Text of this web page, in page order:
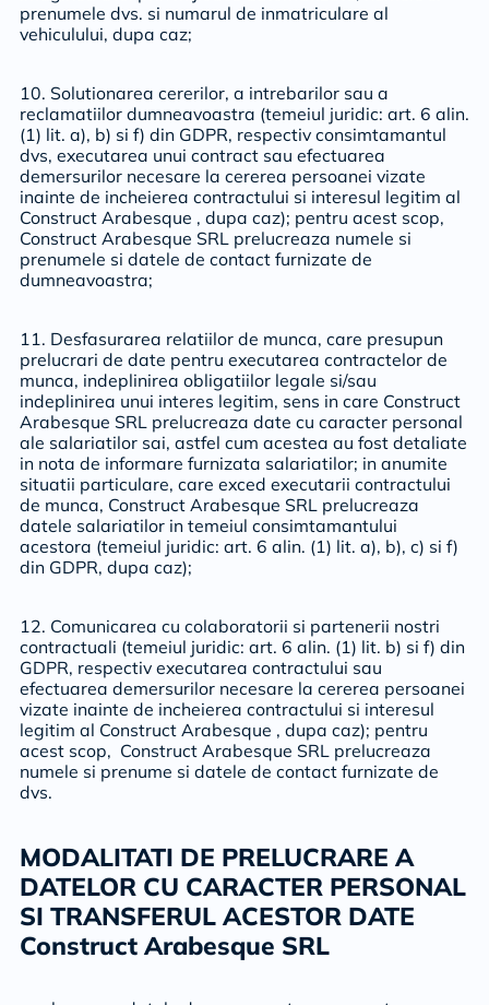
prenumele dvs. si numarul de inmatriculare al
vehiculului, dupa caz;
10. Solutionarea cererilor, a intrebarilor sau a
reclamatiilor dumneavoastra (temeiul juridic: art. 6 alin.
(1) lit. a), b) si f) din GDPR, respectiv consimtamantul
dvs, executarea unui contract sau efectuarea
demersurilor necesare la cererea persoanei vizate
inainte de incheierea contractului si interesul legitim al
Construct Arabesque , dupa caz); pentru acest scop,
Construct Arabesque SRL prelucreaza numele si
prenumele si datele de contact furnizate de
dumneavoastra;
11. Desfasurarea relatiilor de munca, care presupun
prelucrari de date pentru executarea contractelor de
munca, indeplinirea obligatiilor legale si/sau
indeplinirea unui interes legitim, sens in care Construct
Arabesque SRL prelucreaza date cu caracter personal
ale salariatilor sai, astfel cum acestea au fost detaliate
in nota de informare furnizata salariatilor; in anumite
situatii particulare, care exced executarii contractului
de munca, Construct Arabesque SRL prelucreaza
datele salariatilor in temeiul consimtamantului
acestora (temeiul juridic: art. 6 alin. (1) lit. a), b), c) si f)
din GDPR, dupa caz);
12. Comunicarea cu colaboratorii si partenerii nostri
contractuali (temeiul juridic: art. 6 alin. (1) lit. b) si f) din
GDPR, respectiv executarea contractului sau
efectuarea demersurilor necesare la cererea persoanei
vizate inainte de incheierea contractului si interesul
legitim al Construct Arabesque , dupa caz); pentru
acest scop, Construct Arabesque SRL prelucreaza
numele si prenume si datele de contact furnizate de
dvs.
MODALITATI DE PRELUCRARE A
DATELOR CU CARACTER PERSONAL
SI TRANSFERUL ACESTOR DATE
Construct Arabesque SRL